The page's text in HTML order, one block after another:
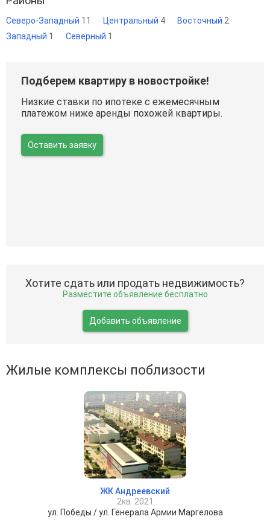
Северо-Западный 11 Центральный 4 Восточный 2
Западный 1 Северный 1
Подберем квартиру в новостройке!
Низкие ставки по ипотеке с ежемесячным
платежом ниже аренды похожей квартиры.
Оставить заявку
Хотите сдать или продать недвижимость?
Разместите объявление бесплатно
Добавить объявление
Жилые комплексы поблизости
ЖК Андреевский
2кв. 2021
ул. Победы / ул. Генерала Армии Маргелова